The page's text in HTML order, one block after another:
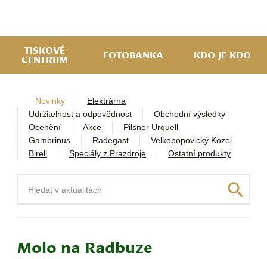
TISKOVÉ
CENTRUM FOTOBANKA KDO JE KDO
Novinky
Elektrárna
Udržitelnost a odpovědnost
Obchodní výsledky
Ocenění
Akce
Pilsner Urquell
Gambrinus
Radegast
Velkopopovický Kozel
Birell
Speciály z Prazdroje Ostatní produkty
Molo na Radbuze